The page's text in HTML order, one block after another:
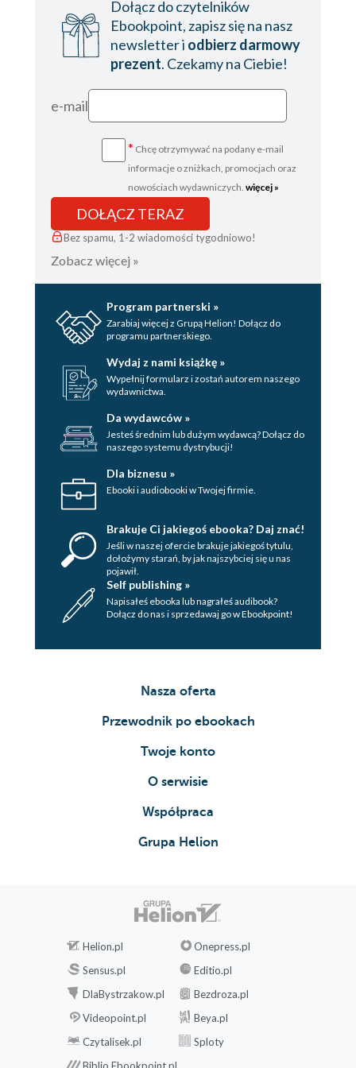
Dołącz do czytelników
Ebookpoint, zapisz się na nasz
newsletter i odbierz darmowy
prezent. Czekamy na Ciebie!
e-mail
* Chcę otrzymywać na podany e-mail
informacje o zniżkach, promocjach oraz
nowościach wydawniczych. więcej »
DOŁĄCZ TERAZ
Bez spamu, 1-2 wiadomości tygodniowo!
Zobacz więcej »
Program partnerski »
Zarabiaj więcej z Grupą Helion! Dołącz do
programu partnerskiego.
Wydaj z nami książkę »
Wypełnij formularz i zostań autorem naszego
wydawnictwa.
Da wydawców »
Jesteś średnim lub dużym wydawcą? Dołącz do
naszego systemu dystrybucji!
Dla biznesu »
Ebooki i audiobooki w Twojej firmie.
Brakuje Ci jakiegoś ebooka? Daj znać!
Jeśli w naszej ofercie brakuje jakiegoś tytulu,
dołożymy starań, by jak najszybciej się u nas
pojawił.
Self publishing »
Napisałeś ebooka lub nagrałeś audibook?
Dołącz do nas i sprzedawaj go w Ebookpoint!
Nasza oferta
Przewodnik po ebookach
Twoje konto
O serwisie
Współpraca
Grupa Helion
Helion.pl
Onepress.pl
Sensus.pl
Editio.pl
DlaBystrzakow.pl
Bezdroza.pl
Videopoint.pl
Beya.pl
Czytalisek.pl
Sploty